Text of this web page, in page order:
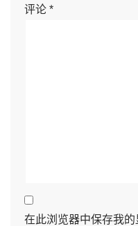
评论 *
在此浏览器中保存我